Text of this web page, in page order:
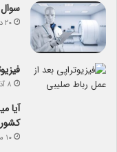
۲۰ دی ۱۴۰۲
۸ آذر ۱۴۰۲
آیا
۱۰ مهر ۱۴۰۲